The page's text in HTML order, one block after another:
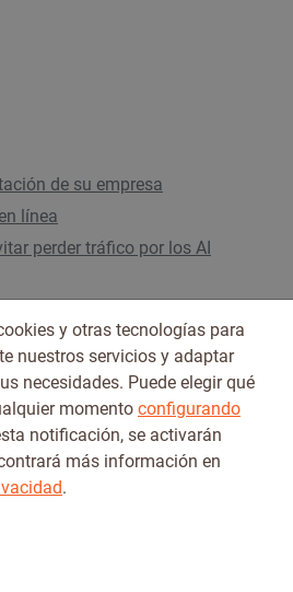
de su empresa
línea
perder tráfico por los AI
y otras tecnologías para
nuestros servicios y adaptar
necesidades. Puede elegir qué
momento configurando
notificación, se activarán
más información en
.